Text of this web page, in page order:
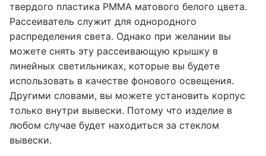
Фасадная анимация серии LEDLine
Фасадная анимация серии DOTLED
Фасадная анимация Серия WallWasher
КАТАЛОГ
КОНТАКТЫ И ЗАКАЗ
твердого пластика PMMA матового белого цвета.
Рассеиватель служит для однородного
распределения света. Однако при желании вы
можете снять эту рассеивающую крышку в
линейных светильниках, которые вы будете
использовать в качестве фонового освещения.
Другими словами, вы можете установить корпус
только внутри вывески. Потому что изделие в
любом случае будет находиться за стеклом
вывески.